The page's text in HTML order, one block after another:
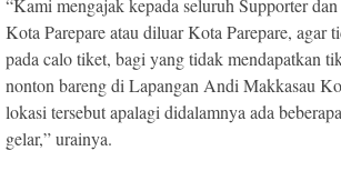
Kota Parepare atau diluar Kota Parepare, agar
pada calo tiket, bagi yang tidak mendapatkan
nonton bareng di Lapangan Andi Makkasau
lokasi tersebut apalagi didalamnya ada
gelar,” urainya.